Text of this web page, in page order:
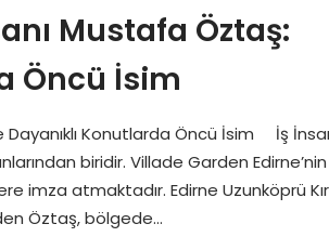
Mustafa Öztaş:
Öncü İsim
Konutlarda Öncü İsim İş
biridir. Villade Garden
imza atmaktadır. Edirne Uzunköprü
Öztaş, bölgede…